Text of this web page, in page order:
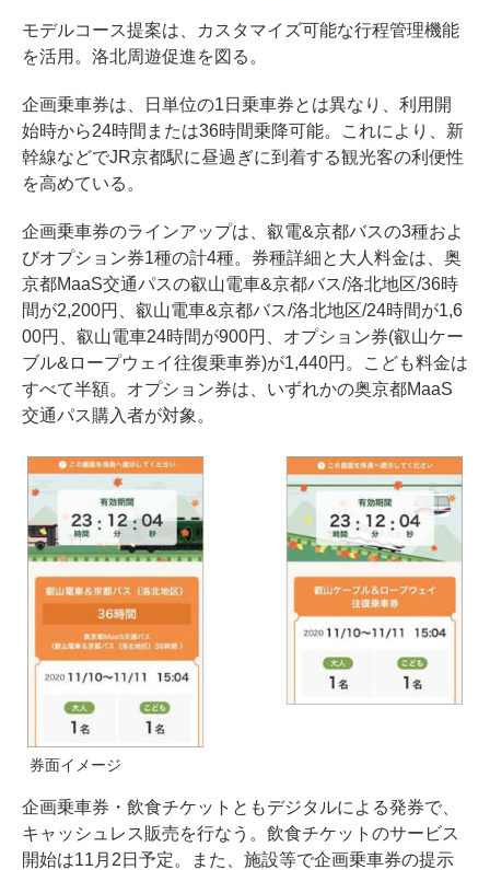
モデルコース提案は、カスタマイズ可能な行程管理機能
を活用。洛北周遊促進を図る。
企画乗車券は、日単位の1日乗車券とは異なり、利用開
始時から24時間または36時間乗降可能。これにより、新
幹線などでJR京都駅に昼過ぎに到着する観光客の利便性
を高めている。
企画乗車券のラインアップは、叡電&京都バスの3種およ
びオプション券1種の計4種。券種詳細と大人料金は、奥
京都MaaS交通パスの叡山電車&京都バス/洛北地区/36時
間が2,200円、叡山電車&京都バス/洛北地区/24時間が1,6
00円、叡山電車24時間が900円、オプション券(叡山ケー
ブル&ロープウェイ往復乗車券)が1,440円。こども料金は
すべて半額。オプション券は、いずれかの奥京都MaaS
交通パス購入者が対象。
券面イメージ
企画乗車券・飲食チケットともデジタルによる発券で、
キャッシュレス販売を行なう。飲食チケットのサービス
開始は11月2日予定。また、施設等で企画乗車券の提示